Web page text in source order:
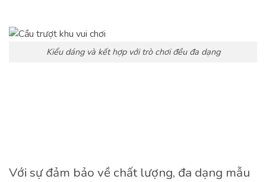
Kiểu dáng và kết hợp với trò chơi đều đa dạng
Với sự đảm bảo về chất lượng, đa dạng mẫu